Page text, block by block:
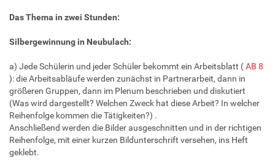
Das Thema in zwei Stunden:
Silbergewinnung in Neubulach:
a) Jede Schülerin und jeder Schüler bekommt ein Arbeitsblatt (AB 8
): die Arbeitsabläufe werden zunächst in Partnerarbeit, dann in
größeren Gruppen, dann im Plenum beschrieben und diskutiert
(Was wird dargestellt? Welchen Zweck hat diese Arbeit? In welcher
Reihenfolge kommen die Tätigkeiten?) .
Anschließend werden die Bilder ausgeschnitten und in der richtigen
Reihenfolge, mit einer kurzen Bildunterschrift versehen, ins Heft
geklebt.